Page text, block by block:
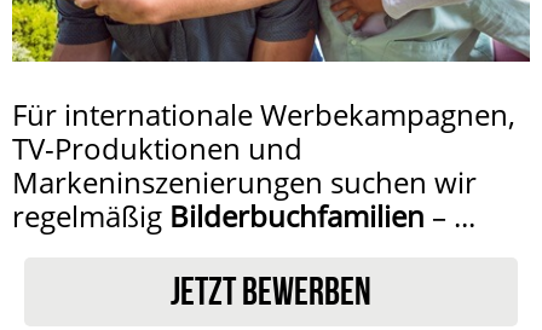
Für internationale Werbekampagnen,
TV-Produktionen und
Markeninszenierungen suchen wir
regelmäßig Bilderbuchfamilien – ...
JETZT BEWERBEN